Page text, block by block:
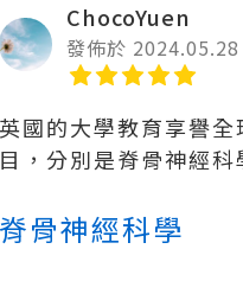
ChocoYuen
發佈於 2024.05.28
英國的大學教育享譽
目，分別是脊骨神經
脊骨神經科學